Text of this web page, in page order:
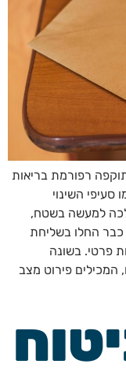
2023, נכנסה לתוקפה רפורמת בריאות
השינוי
למעשה בשטח,
כבר החלו בשליחת
פרטי. בשונה
המכילים פירוט מצב